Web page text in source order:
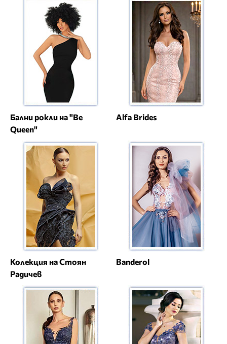
Бални рокли на "Be
Queen"
Alfa Brides
Колекция на Стоян
Радичев
Banderol